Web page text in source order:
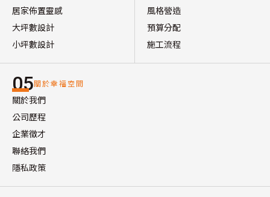
居家佈置靈感
大坪數設計
小坪數設計
風格營造
預算分配
施工流程
05關於幸福空間
關於我們
公司歷程
企業徵才
聯絡我們
隱私政策